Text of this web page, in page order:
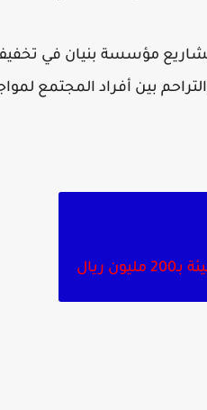
مؤسسة بنيان في
بين أفراد المجتمع
ريال